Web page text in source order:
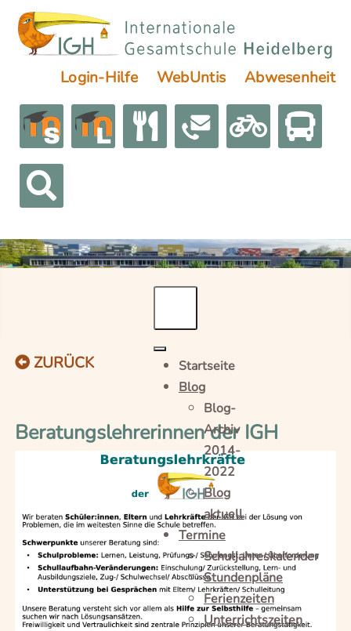
Login-Hilfe WebUntis Abwesenheit
Startseite
Blog
Blog-
Archiv
2014-
2022
Blog
aktuell
Termine
Schuljahreskalender
Stundenpläne
Ferienzeiten
Unterrichtszeiten
ZURÜCK
Beratungslehrerinnen der IGH